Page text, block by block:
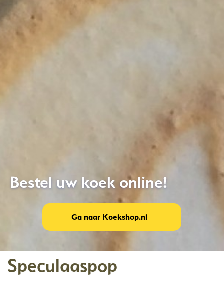
Bestel uw koek online!
Ga naar Koekshop.nl
Speculaaspop